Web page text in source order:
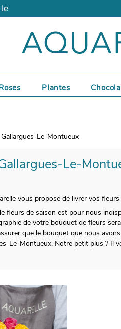
Roses Plantes
Gallargues-Le-Montueux
Le-
vous propose de livrer vos
fleurs de saison est pour nous
de votre bouquet de fleurs
que le bouquet que nous
Le-Montueux. Notre petit plus ? Il